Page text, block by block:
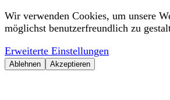
Wir verwenden Cookies, um unsere
möglichst benutzerfreundlich zu
Erweiterte Einstellungen
Ablehnen Akzeptieren